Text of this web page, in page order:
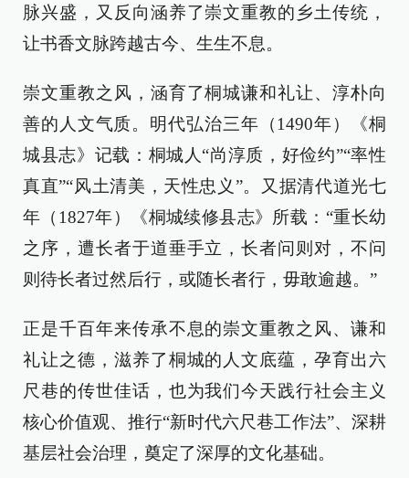
脉兴盛，又反向涵养了崇文重教的乡土传统，
让书香文脉跨越古今、生生不息。
崇文重教之风，涵育了桐城谦和礼让、淳朴向
善的人文气质。明代弘治三年（1490年）《桐
城县志》记载：桐城人“尚淳质，好俭约”“率性
真直”“风土清美，天性忠义”。又据清代道光七
年（1827年）《桐城续修县志》所载：“重长幼
之序，遭长者于道垂手立，长者问则对，不问
则待长者过然后行，或随长者行，毋敢逾越。”
正是千百年来传承不息的崇文重教之风、谦和
礼让之德，滋养了桐城的人文底蕴，孕育出六
尺巷的传世佳话，也为我们今天践行社会主义
核心价值观、推行“新时代六尺巷工作法”、深耕
基层社会治理，奠定了深厚的文化基础。